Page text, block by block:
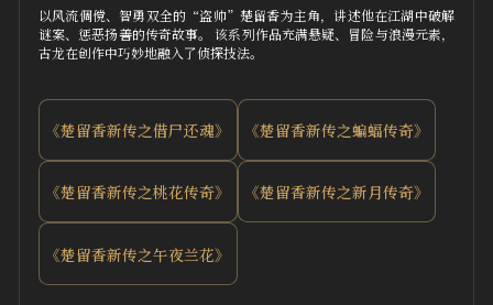
以风流倜傥、智勇双全的“盗帅”楚留香为主角，讲述他在江湖中破解
谜案、惩恶扬善的传奇故事。 该系列作品充满悬疑、冒险与浪漫元素，
古龙在创作中巧妙地融入了侦探技法。
《楚留香新传之借尸还魂》 《楚留香新传之蝙蝠传奇》
《楚留香新传之桃花传奇》 《楚留香新传之新月传奇》
《楚留香新传之午夜兰花》